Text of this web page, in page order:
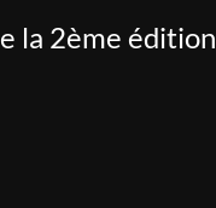
la 2ème édition